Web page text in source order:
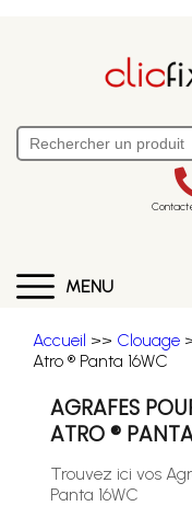
MENU
Accueil >> Clouage
Atro ® Panta 16WC
AGRAFES
ATRO ®
Trouvez ici vos
Panta 16WC